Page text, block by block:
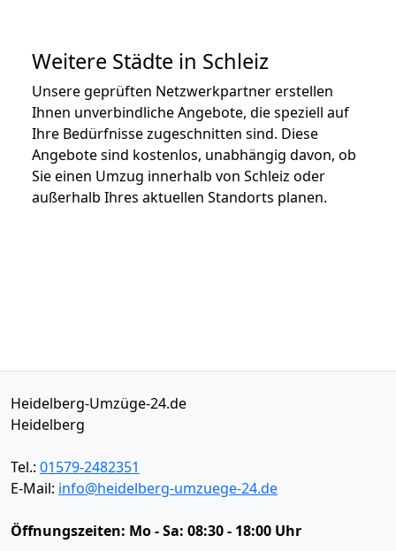
Weitere Städte in Schleiz
Unsere geprüften Netzwerkpartner erstellen
Ihnen unverbindliche Angebote, die speziell auf
Ihre Bedürfnisse zugeschnitten sind. Diese
Angebote sind kostenlos, unabhängig davon, ob
Sie einen Umzug innerhalb von Schleiz oder
außerhalb Ihres aktuellen Standorts planen.
Heidelberg-Umzüge-24.de
Heidelberg
Tel.: 01579-2482351
E-Mail: info@heidelberg-umzuege-24.de
Öffnungszeiten: Mo - Sa: 08:30 - 18:00 Uhr